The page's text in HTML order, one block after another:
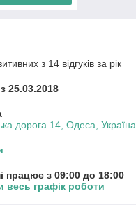
з 14 відгуків за рік
25.03.2018
дорога 14, Одеса, Україна
працює з 09:00 до 18:00
весь графік роботи